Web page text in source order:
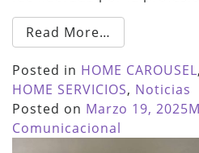
Read More…
Posted in HOME CAROUSEL,
HOME SERVICIOS, Noticias
Posted on Marzo 19, 2025
Comunicacional